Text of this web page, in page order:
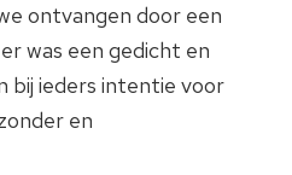
ontvangen door een
was een gedicht en
bij ieders intentie voor
en